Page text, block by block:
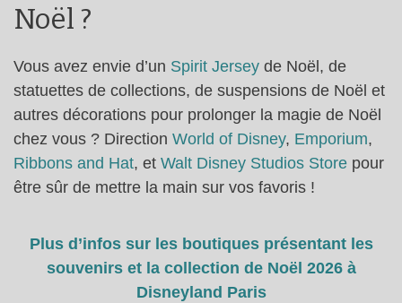
Noël ?
Vous avez envie d’un Spirit Jersey de Noël, de
statuettes de collections, de suspensions de Noël et
autres décorations pour prolonger la magie de Noël
chez vous ? Direction World of Disney, Emporium,
Ribbons and Hat, et Walt Disney Studios Store pour
être sûr de mettre la main sur vos favoris !
Plus d’infos sur les boutiques présentant les
souvenirs et la collection de Noël 2026 à
Disneyland Paris